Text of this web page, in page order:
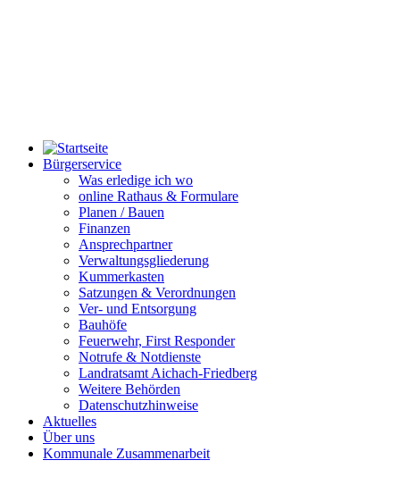
Bürgerservice
Was erledige ich wo
online Rathaus & Formulare
Planen / Bauen
Finanzen
Ansprechpartner
Verwaltungsgliederung
Kummerkasten
Satzungen & Verordnungen
Ver- und Entsorgung
Bauhöfe
Feuerwehr, First Responder
Notrufe & Notdienste
Landratsamt Aichach-Friedberg
Weitere Behörden
Datenschutzhinweise
Aktuelles
Über uns
Kommunale Zusammenarbeit